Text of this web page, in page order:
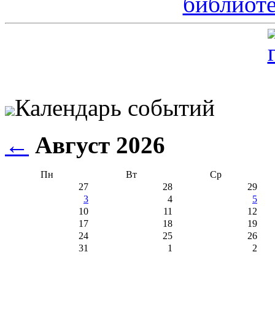
Календарь событий
← Август 2026
Пн Вт
Ср
27
28
29
3
4
5
10
11
12
17
18
19
24
25
26
31
1 2